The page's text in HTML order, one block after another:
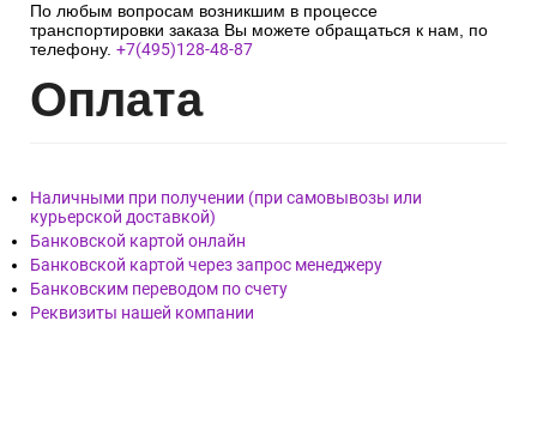
По любым вопросам возникшим в процессе
транспортировки заказа Вы можете обращаться к нам, по
телефону. +7(495)128-48-87
Оплата
Наличными при получении (при самовывозы или
курьерской доставкой)
Банковской картой онлайн
Банковской картой через запрос менеджеру
Банковским переводом по счету
Реквизиты нашей компании